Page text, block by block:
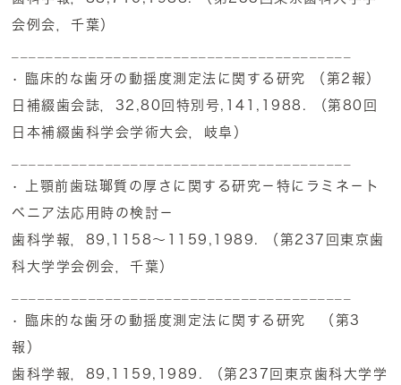
会例会，千葉）
• 臨床的な歯牙の動揺度測定法に関する研究 （第2報）
日補綴歯会誌，32,80回特別号,141,1988. （第80回
日本補綴歯科学会学術大会，岐阜）
• 上顎前歯琺瑯質の厚さに関する研究－特にラミネ－ト
ベニア法応用時の検討－
歯科学報，89,1158～1159,1989. （第237回東京歯
科大学学会例会，千葉）
• 臨床的な歯牙の動揺度測定法に関する研究 （第3
報）
歯科学報，89,1159,1989. （第237回東京歯科大学学